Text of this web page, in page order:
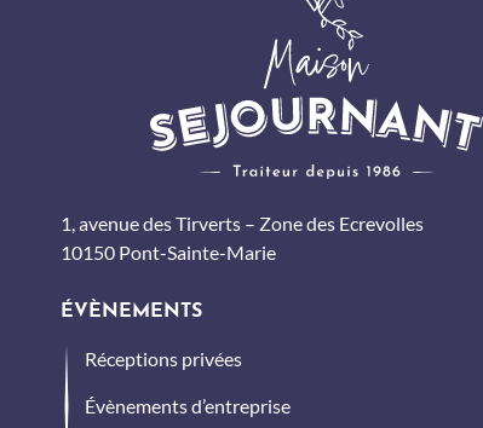
1, avenue des Tirverts – Zone des Ecrevolles
10150 Pont-Sainte-Marie
ÉVÈNEMENTS
Réceptions privées
Évènements d’entreprise